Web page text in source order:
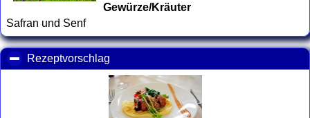
Gewürze/Kräuter
Safran und Senf
Rezeptvorschlag